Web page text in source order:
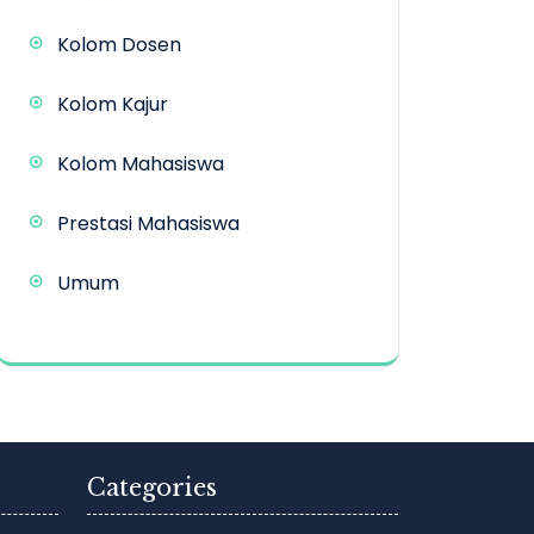
Kolom Dosen
Kolom Kajur
Kolom Mahasiswa
Prestasi Mahasiswa
Umum
Categories